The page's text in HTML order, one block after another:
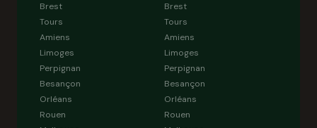
Brest
Tours
Amiens
Limoges
Perpignan
Besançon
Orléans
Rouen
Brest
Tours
Amiens
Limoges
Perpignan
Besançon
Orléans
Rouen